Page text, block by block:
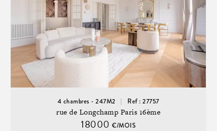
4 chambres - 247M2 Ref : 27757
rue de Longchamp Paris 16ème
18000€/MOIS